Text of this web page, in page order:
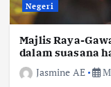
Negeri
Majlis Raya-
dalam suasana
Jasmine AE